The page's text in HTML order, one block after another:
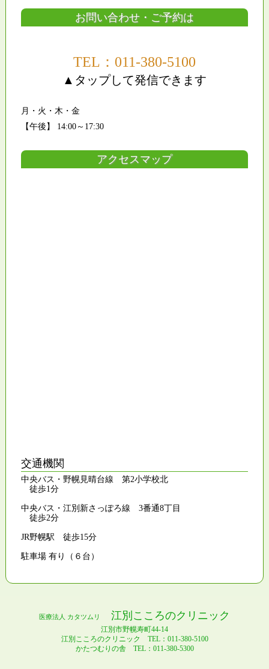
お問い合わせ・ご予約は
TEL：011-380-5100
▲タップして発信できます
月・火・木・金
【午後】 14:00～17:30
アクセスマップ
交通機関
中央バス・野幌見晴台線 第2小学校北
徒歩1分
中央バス・江別新さっぽろ線 3番通8丁目
徒歩2分
JR野幌駅 徒歩15分
駐車場 有り（６台）
医療法人 カタツムリ 江別こころのクリニック
江別市野幌寿町44-14
江別こころのクリニック TEL：011-380-5100
かたつむりの舎 TEL：011-380-5300